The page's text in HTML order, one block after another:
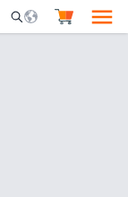
Mobile Search